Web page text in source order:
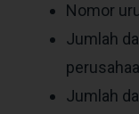
Nomor
Jumlah
Jumlah